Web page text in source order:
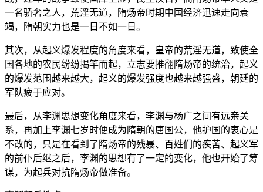
一名骄奢之人，荒淫无道，隋炀帝时期中国经济迅速走向衰
竭，隋朝实力也是一日不如一日。
其次，从起义爆发程度的角度来看，皇帝的荒淫无道，致使全
国各地的农民纷纷揭竿而起，立志要推翻隋炀帝的统治，起义
的爆发范围越来越大，起义的爆发强度也越来越强盛，朝廷的
军队疲于应对。
最后，从李渊思想变化角度来看，李渊与杨广之间有远亲关
系，再加上李渊七岁时便成为隋朝的唐国公，他护国的衷心是
不改的，只是在看到了隋炀帝的残暴、百姓们的疾苦、起义军
的前仆后继之后，李渊的思想有了一定的变化，他也开始了筹
谋，为起兵对抗隋炀帝做准备。